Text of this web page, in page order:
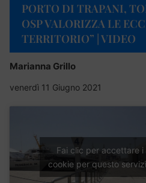
PORTO DI TRAPANI,
OSP VALORIZZA LE
TERRITORIO” | VIDEO
Marianna Grillo
venerdì 11 Giugno 2021
Fai clic per accettare i
cookie per questo